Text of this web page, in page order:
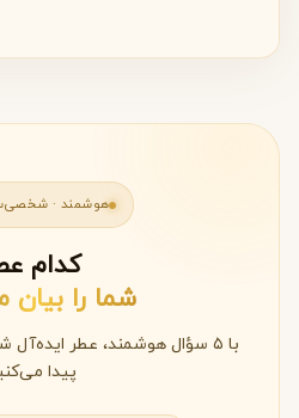
هوشمند ·
کدام
شما را بیان
با ۵ سؤال هوشمند، عطر
پیدا